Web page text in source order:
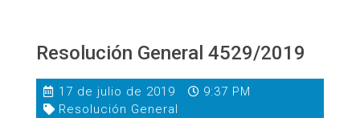
Resolución General 4529/2019
17 de julio de 2019
9:37 PM
Resolución General